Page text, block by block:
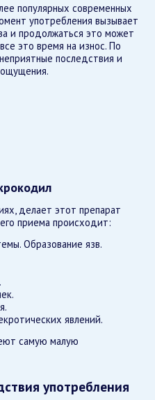
популярных современных
употребления вызывает
и продолжаться это может
это время на износ. По
последствия и
делает этот препарат
приема происходит:
Образование язв.
явлений.
самую малую
употребления